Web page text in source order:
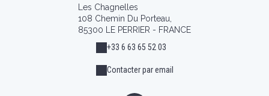
Les Chagnelles
108 Chemin Du Porteau,
85300 LE PERRIER - FRANCE
+33 6 63 65 52 03
Contacter par email